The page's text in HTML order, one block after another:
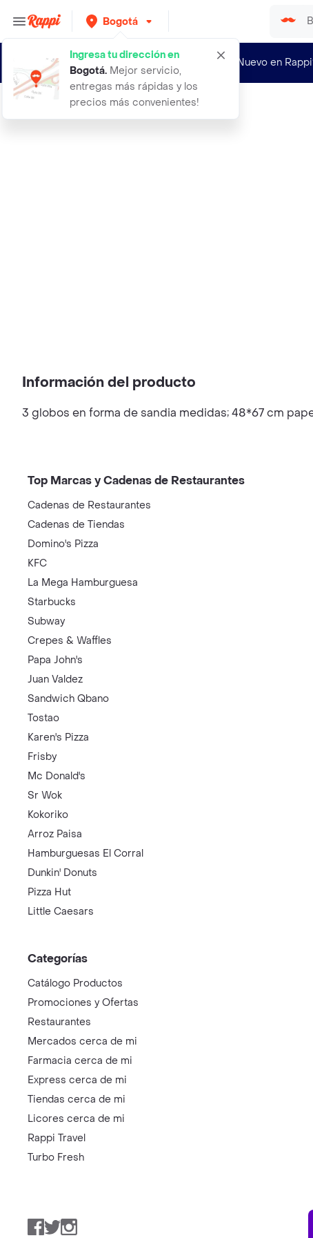
Bogotá
Ingresa tu dirección en
Bogotá. Mejor servicio,
entregas más rápidas y los
precios más convenientes!
¿Nuevo en
3 globos en forma de sandia grandes
Información del producto
3 globos en forma de sandia medidas; 48*67 cm
Top Marcas y Cadenas de Restaurantes
Cadenas de Restaurantes
Cadenas de Tiendas
Domino's Pizza
KFC
La Mega Hamburguesa
Starbucks
Subway
Crepes & Waffles
Papa John's
Juan Valdez
Sandwich Qbano
Tostao
Karen's Pizza
Frisby
Mc Donald's
Sr Wok
Kokoriko
Arroz Paisa
Hamburguesas El Corral
Dunkin' Donuts
Pizza Hut
Little Caesars
Categorías
Catálogo Productos
Promociones y Ofertas
Restaurantes
Mercados cerca de mi
Farmacia cerca de mi
Express cerca de mi
Tiendas cerca de mi
Licores cerca de mi
Rappi Travel
Turbo Fresh
Facebook
TwitterInstagram